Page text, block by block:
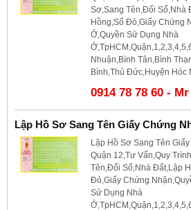
Sơ,Sang Tên,Đổi Sổ,Nhà
Hồng,Sổ Đỏ,Giấy Chứng
Ở,Quyền Sử Dụng Nhà
Nhuận,Bình Tân,Bình
Bình,Thủ Đức,Huyện Hóc
0914 78 78 60 -
Lập Hồ Sơ Sang Tên Giấy Chứng
Lập Hồ Sơ Sang Tên
Quận 12,Tư Vấn,Quy
Tên,Đổi Sổ,Nhà Đất,Lập
Đỏ,Giấy Chứng
Sử Dụng Nhà